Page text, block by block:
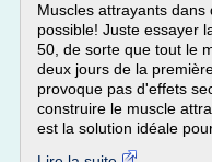
Muscles attrayants
possible! Juste essayer
50, de sorte que tout le
deux jours de la
provoque pas d'effets
construire le muscle
est la solution idéale